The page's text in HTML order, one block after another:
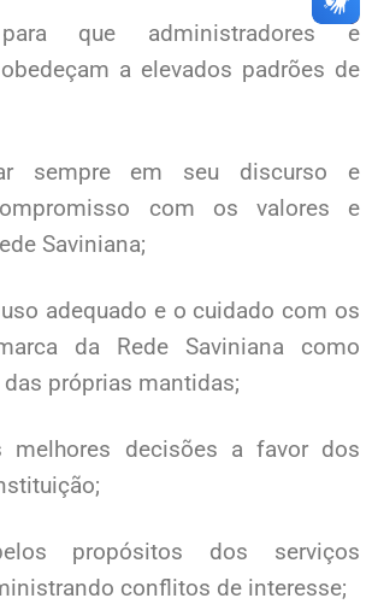
que administradores e
a elevados padrões de
sempre em seu discurso e
com os valores e
Saviniana;
adequado e o cuidado com os
da Rede Saviniana como
próprias mantidas;
decisões a favor dos
propósitos dos serviços
conflitos de interesse;